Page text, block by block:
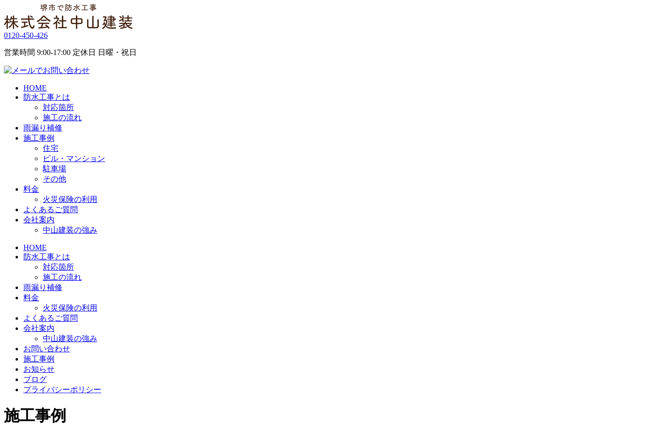
0120-450-426
営業時間 9:00-17:00 定休日 日曜・祝日
HOME
防水工事とは
対応箇所
施工の流れ
雨漏り補修
施工事例
住宅
ビル・マンション
駐車場
その他
料金
火災保険の利用
よくあるご質問
会社案内
中山建装の強み
HOME
防水工事とは
対応箇所
施工の流れ
雨漏り補修
料金
火災保険の利用
よくあるご質問
会社案内
中山建装の強み
お問い合わせ
施工事例
お知らせ
ブログ
プライバシーポリシー
施工事例